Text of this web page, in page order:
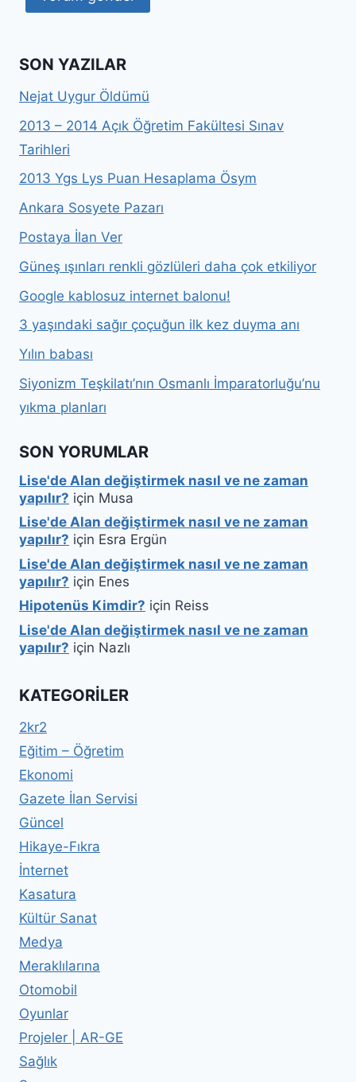
SON YAZILAR
Nejat Uygur Öldümü
2013 – 2014 Açık Öğretim Fakültesi Sınav
Tarihleri
2013 Ygs Lys Puan Hesaplama Ösym
Ankara Sosyete Pazarı
Postaya İlan Ver
Güneş ışınları renkli gözlüleri daha çok etkiliyor
Google kablosuz internet balonu!
3 yaşındaki sağır çoçuğun ilk kez duyma anı
Yılın babası
Siyonizm Teşkilatı’nın Osmanlı İmparatorluğu’nu
yıkma planları
SON YORUMLAR
Lise'de Alan değiştirmek nasıl ve ne zaman
yapılır? için Musa
Lise'de Alan değiştirmek nasıl ve ne zaman
yapılır? için Esra Ergün
Lise'de Alan değiştirmek nasıl ve ne zaman
yapılır? için Enes
Hipotenüs Kimdir? için Reiss
Lise'de Alan değiştirmek nasıl ve ne zaman
yapılır? için Nazlı
KATEGORILER
2kr2
Eğitim – Öğretim
Ekonomi
Gazete İlan Servisi
Güncel
Hikaye-Fıkra
İnternet
Kasatura
Kültür Sanat
Medya
Meraklılarına
Otomobil
Oyunlar
Projeler | AR-GE
Sağlık